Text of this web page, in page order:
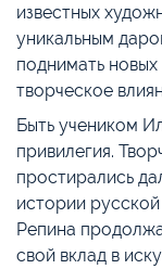
известных
уникальным
поднимать
творческое
Быть учеником
привилегия.
простирались
истории
Репина
свой вклад в